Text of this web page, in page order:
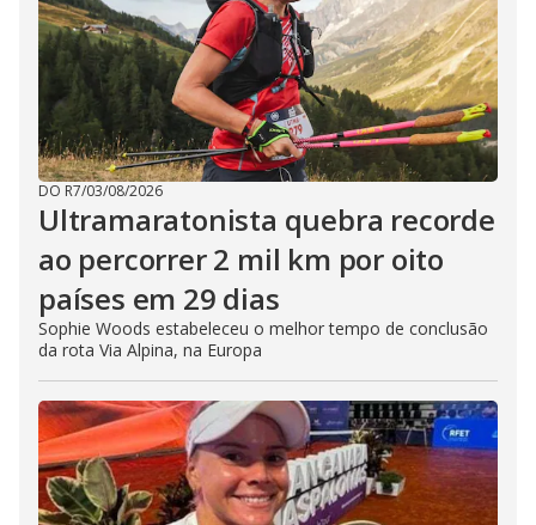
DO R7/03/08/2026
Ultramaratonista quebra recorde
ao percorrer 2 mil km por oito
países em 29 dias
Sophie Woods estabeleceu o melhor tempo de conclusão
da rota Via Alpina, na Europa